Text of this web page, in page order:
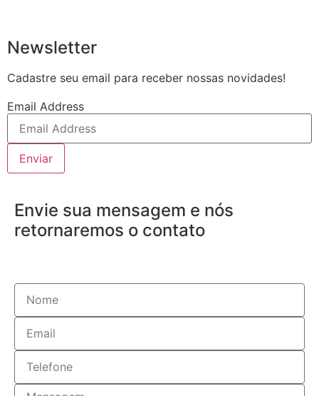
Newsletter
Cadastre seu email para receber nossas novidades!
Email Address
Enviar
Envie sua mensagem e nós
retornaremos o contato